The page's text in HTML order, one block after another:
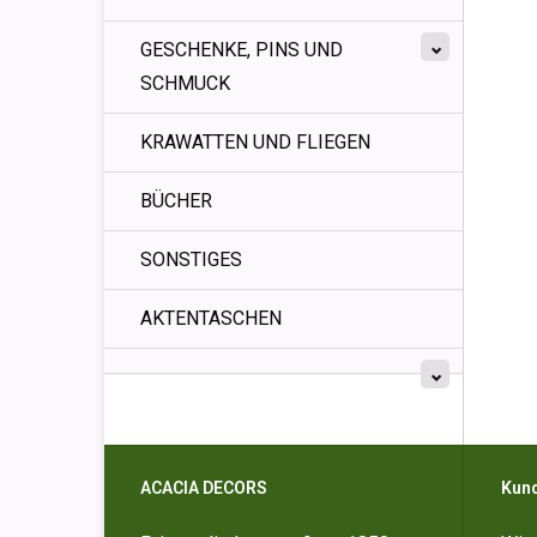
GESCHENKE, PINS UND
SCHMUCK
KRAWATTEN UND FLIEGEN
BÜCHER
SONSTIGES
AKTENTASCHEN
ACACIA DECORS